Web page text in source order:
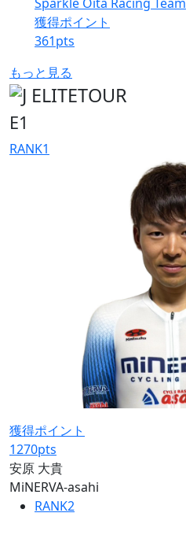
獲得ポイント
361pts
もっと見る
E1
RANK1
獲得ポイント
1270pts
安原 大貴
MiNERVA-asahi
RANK2